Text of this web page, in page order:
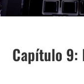
Capítulo 9: